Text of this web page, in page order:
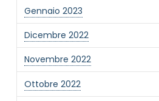
Gennaio 2023
Dicembre 2022
Novembre 2022
Ottobre 2022